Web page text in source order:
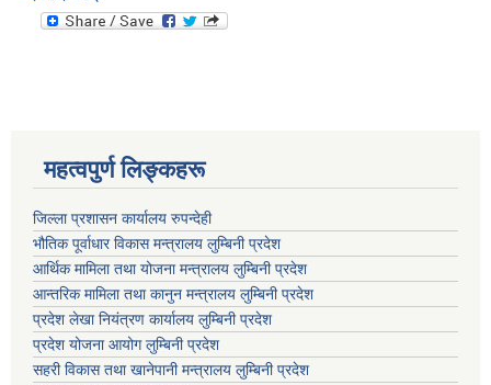
महत्वपुर्ण लिङ्कहरू
जिल्ला प्रशासन कार्यालय रुपन्देही
भौतिक पूर्वाधार विकास मन्त्रालय लुम्बिनी प्रदेश
आर्थिक मामिला तथा योजना मन्त्रालय लुम्बिनी प्रदेश
आन्तरिक मामिला तथा कानुन मन्त्रालय लुम्बिनी प्रदेश
प्रदेश लेखा नियंत्रण कार्यालय लुम्बिनी प्रदेश
प्रदेश योजना आयोग लुम्बिनी प्रदेश
सहरी विकास तथा खानेपानी मन्त्रालय लुम्बिनी प्रदेश